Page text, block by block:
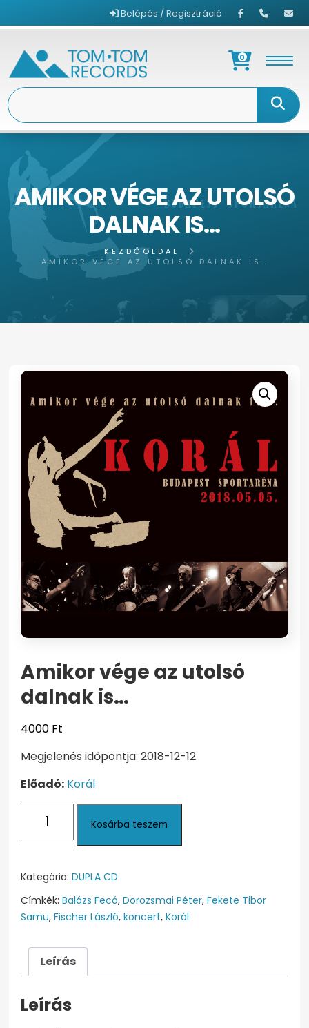
Belépés / Regisztráció
0
AMIKOR VÉGE AZ UTOLSÓ
DALNAK IS…
KEZDŐOLDAL
AMIKOR VÉGE AZ UTOLSÓ DALNAK IS…
Amikor vége az utolsó
dalnak is…
4000 Ft
Megjelenés időpontja: 2018-12-12
Előadó: Korál
vége
az
dalnak
is...
mennyiség
Kosárba teszem
Kategória:DUPLA CD
Címkék:Balázs Fecó,Dorozsmai Péter,Fekete Tibor
Samu,Fischer László,koncert,Korál
Leírás
Leírás